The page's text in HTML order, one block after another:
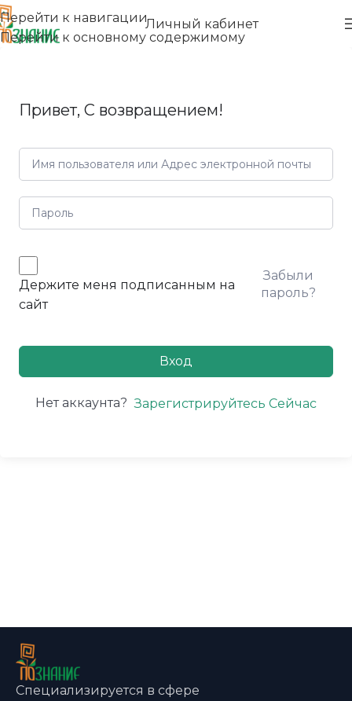
Перейти к навигации
Перейти к основному содержимому
Личный кабинет
Привет, С возвращением!
Держите меня подписанным на
сайт
Забыли
пароль?
Вход
Нет аккаунта? Зарегистрируйтесь Сейчас
Специализируется в сфере